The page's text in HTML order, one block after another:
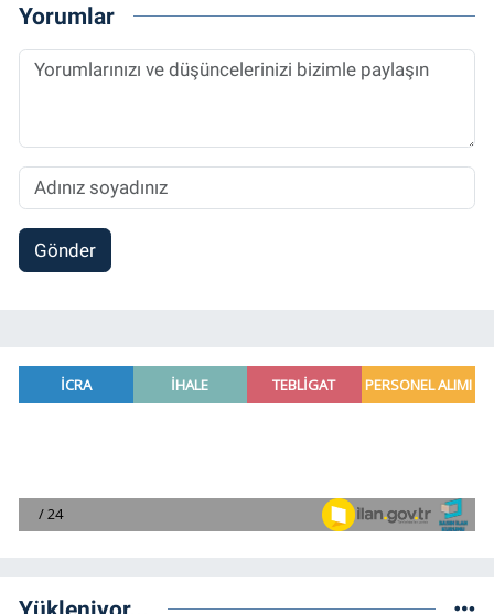
Sorumlu Haber Editörü' olarak devam
etmektedir.
Yorumlar
Gönder